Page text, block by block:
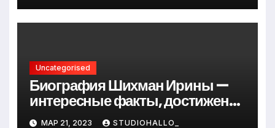
Uncategorised
Биография Шихман Ирины —
интересные факты, достижения
и путь к успеху
МАР 21, 2023 STUDIOHALLO_